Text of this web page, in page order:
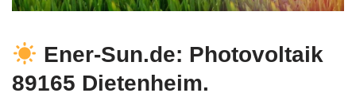
Ener-Sun.de: Photovoltaik
89165 Dietenheim.